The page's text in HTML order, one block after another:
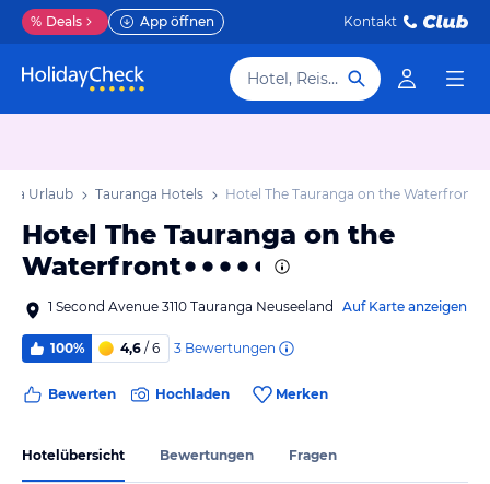
% Deals App öffnen Kontakt
Hotel, Reiseziel
Urlaub Tauranga Hotels Hotel The Tauranga on the Waterfront
Hotel The Tauranga on the
Waterfront
1 Second Avenue 3110 Tauranga Neuseeland Auf Karte anzeigen
100% 4,6 / 6 3 Bewertungen
Bewerten Hochladen Merken
Hotelübersicht Bewertungen Fragen